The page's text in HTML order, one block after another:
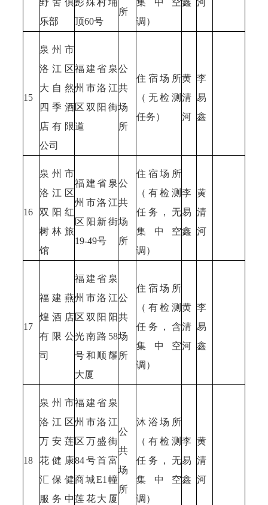
野舍俱
乐部
彭殊村埔
顶60号
所
集中空
调）
鑫 河
15
泉州市
洛江区
大自然
四季酒
店有限
公司
福建省泉
州市洛江
区双阳街
道
公
共
场
所
住宿场所
（无检测
任务）
黄
清
河
李
易
鑫
16
泉州市
洛江区
双阳红
树林旅
馆
福建省泉
州市洛江
区阳新街
19-49号
公
共
场
所
住宿场所
（有检测
任务，无
集中空
调）
李
易
鑫
黄
清
河
17
福建燕
煌酒店
有限公
司
福建省泉
州市洛江
区双阳阳
光南路58
号和顺耀
大厦
公
共
场
所
住宿场所
（有检测
任务，含
集中空
调）
黄
清
河
李
易
鑫
18
泉州市
洛江区
万安莲
花健康
汇保健
服务中
福建省泉
州市洛江
区万盛街
84号首富
商城E1幢
莲花大厦
公
共
场
所
沐浴场所
（有检测
任务，无
集中空
调）
李
易
鑫
黄
清
河